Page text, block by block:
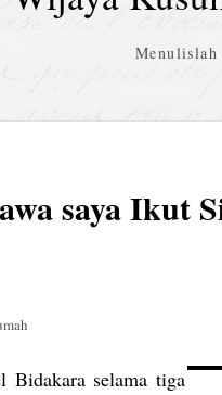
saya Ikut
Bidakara selama tiga